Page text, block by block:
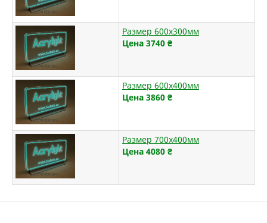
Размер 600х300мм
Цена 3740 ₴
Размер 600х400мм
Цена 3860 ₴
Размер 700х400мм
Цена 4080 ₴